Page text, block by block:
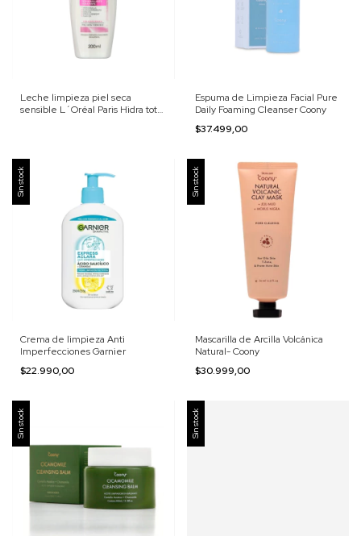
Leche limpieza piel seca
sensible L´Oréal Paris Hidra total
Espuma de Limpieza Facial Pure
Daily Foaming Cleanser Coony
$37.499,00
Sin stock
Crema de limpieza Anti
Imperfecciones Garnier
$22.990,00
Sin stock
Mascarilla de Arcilla Volcánica
Natural- Coony
$30.999,00
Sin stock Sin stock